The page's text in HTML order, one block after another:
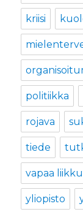
kriisi
politiikka
rojava
tiede
vapaa
yliopisto